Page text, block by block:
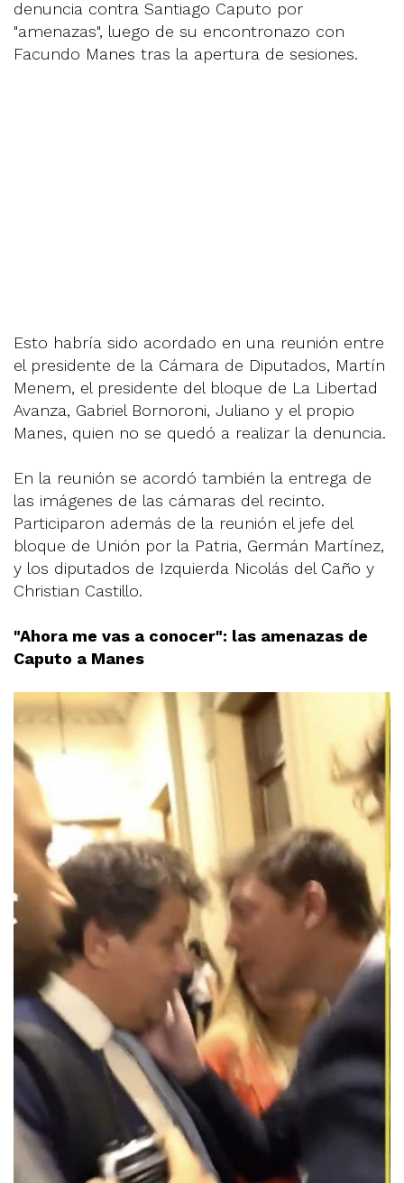
denuncia contra Santiago Caputo por
"amenazas", luego de su encontronazo con
Facundo Manes tras la apertura de sesiones.
Esto habría sido acordado en una reunión entre
el presidente de la Cámara de Diputados, Martín
Menem, el presidente del bloque de La Libertad
Avanza, Gabriel Bornoroni, Juliano y el propio
Manes, quien no se quedó a realizar la denuncia.
En la reunión se acordó también la entrega de
las imágenes de las cámaras del recinto.
Participaron además de la reunión el jefe del
bloque de Unión por la Patria, Germán Martínez,
y los diputados de Izquierda Nicolás del Caño y
Christian Castillo.
"Ahora me vas a conocer": las amenazas de
Caputo a Manes